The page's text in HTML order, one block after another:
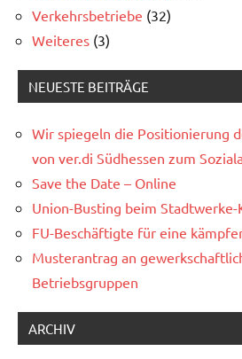
Verkehrsbetriebe (32)
Weiteres (3)
NEUESTE BEITRÄGE
Wir spiegeln die Positionierung
von ver.di Südhessen zum
Save the Date – Online
Union-Busting beim
FU-Beschäftigte für eine
Musterantrag an
Betriebsgruppen
ARCHIV